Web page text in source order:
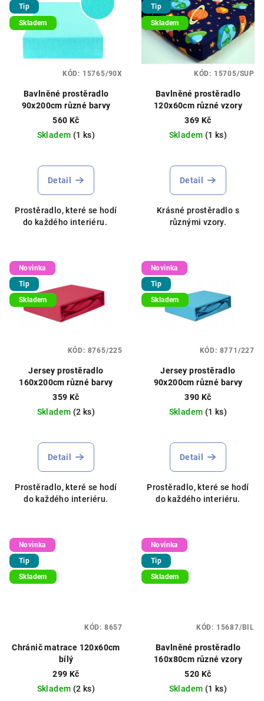
Tip
Skladem
Bavlněné prostěradlo
90x200cm různé barvy
560 Kč
Skladem (1 ks)
Detail
Prostěradlo, které se hodí
do každého interiéru.
KÓD: 15765/90X
Tip
Skladem
Bavlněné prostěradlo
120x60cm různé vzory
369 Kč
Skladem (1 ks)
Detail
Krásné prostěradlo s
různými vzory.
KÓD: 15705/SUP
Novinka
Tip
Skladem
Jersey prostěradlo
160x200cm různé barvy
359 Kč
Skladem (2 ks)
Detail
Prostěradlo, které se hodí
do každého interiéru.
KÓD: 8765/225
Novinka
Tip
Skladem
Jersey prostěradlo
90x200cm různé barvy
390 Kč
Skladem (1 ks)
Detail
Prostěradlo, které se hodí
do každého interiéru.
KÓD: 8771/227
Novinka
Tip
Skladem
Chránič matrace 120x60cm
bílý
299 Kč
Skladem (2 ks)
KÓD: 8657
Novinka
Tip
Skladem
Bavlněné prostěradlo
160x80cm různé vzory
520 Kč
Skladem (1 ks)
KÓD: 15687/BIL